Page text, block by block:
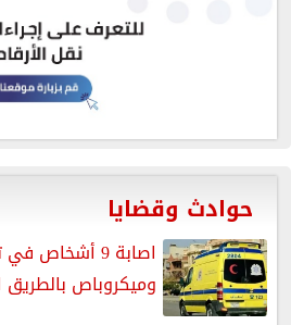
حوادث وقضايا
اصابة 9
وميكروباص بالطريق